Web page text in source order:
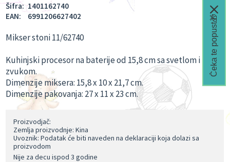
Šifra: 1401162740
EAN:
6991206627402
Mikser stoni 11/62740
Kuhinjski procesor na baterije od 15,8 cm sa svetlom i
zvukom.
Dimenzije miksera: 15,8 x 10 x 21,7 cm.
Dimenzije pakovanja: 27 x 11 x 23 cm.
Proizvodjač:
Zemlja proizvodnje: Kina
Uvoznik: Podatak će biti naveden na deklaraciji koja dolazi sa
proizvodom
Nije za decu ispod 3 godine
Čeka te popust🎁